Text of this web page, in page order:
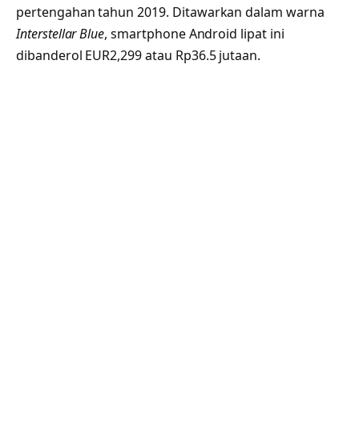
pertengahan tahun 2019. Ditawarkan dalam warna
Interstellar Blue, smartphone Android lipat ini
dibanderol EUR2,299 atau Rp36.5 jutaan.